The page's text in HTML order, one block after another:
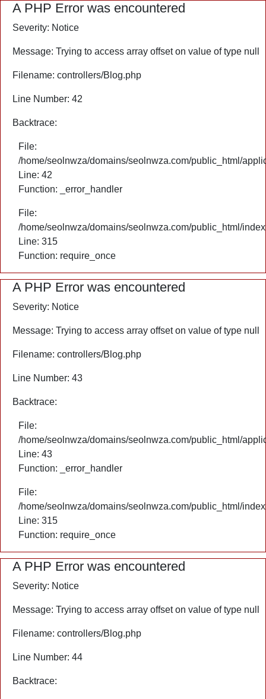
A PHP Error was encountered
Severity: Notice
Message: Trying to access array offset on value of type null
Filename: controllers/Blog.php
Line Number: 42
Backtrace:
File:
/home/seolnwza/domains/seolnwza.com/public_html/
Line: 42
Function: _error_handler
File:
/home/seolnwza/domains/seolnwza.com/public_html/
Line: 315
Function: require_once
A PHP Error was encountered
Severity: Notice
Message: Trying to access array offset on value of type null
Filename: controllers/Blog.php
Line Number: 43
Backtrace:
File:
/home/seolnwza/domains/seolnwza.com/public_html/
Line: 43
Function: _error_handler
File:
/home/seolnwza/domains/seolnwza.com/public_html/
Line: 315
Function: require_once
A PHP Error was encountered
Severity: Notice
Message: Trying to access array offset on value of type null
Filename: controllers/Blog.php
Line Number: 44
Backtrace: